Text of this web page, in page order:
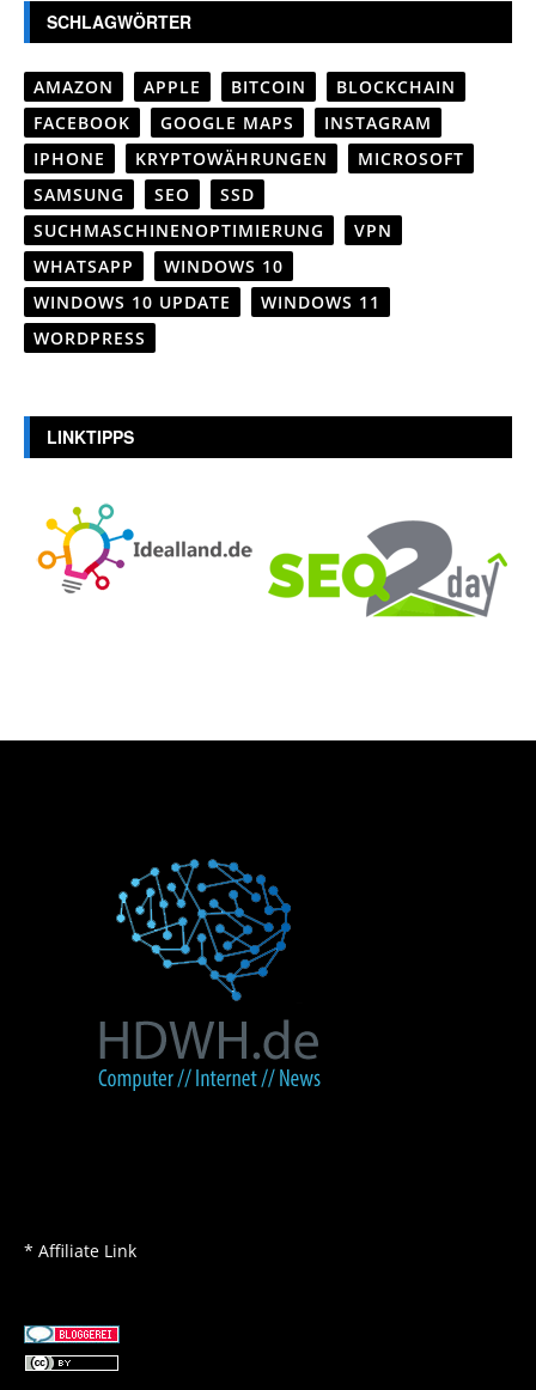
SCHLAGWÖRTER
AMAZON APPLE BITCOIN
BLOCKCHAIN
FACEBOOK
GOOGLE MAPS
INSTAGRAM
IPHONE
KRYPTOWÄHRUNGEN
MICROSOFT
SAMSUNG
SEO
SSD
SUCHMASCHINENOPTIMIERUNG
VPN
WHATSAPP
WINDOWS 10
WINDOWS 10 UPDATE
WINDOWS 11
WORDPRESS
LINKTIPPS
* Affiliate Link